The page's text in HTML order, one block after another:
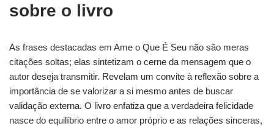
sobre o livro
As frases destacadas em Ame o Que É Seu não são meras
citações soltas; elas sintetizam o cerne da mensagem que o
autor deseja transmitir. Revelam um convite à reflexão sobre a
importância de se valorizar a si mesmo antes de buscar
validação externa. O livro enfatiza que a verdadeira felicidade
nasce do equilíbrio entre o amor próprio e as relações sinceras,